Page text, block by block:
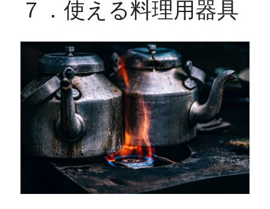
７．使える料理用器具